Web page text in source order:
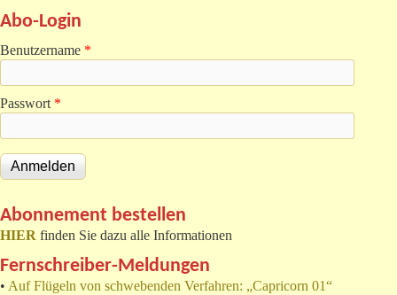
Abo-Login
Benutzername *
Passwort *
Abonnement bestellen
HIER finden Sie dazu alle Informationen
Fernschreiber-Meldungen
• Auf Flügeln von schwebenden Verfahren: „Capricorn 01“